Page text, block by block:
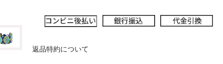
返品特約について